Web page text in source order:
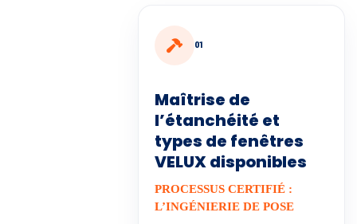
01
Maîtrise de
l’étanchéité et
types de fenêtres
VELUX disponibles
PROCESSUS CERTIFIÉ :
L’INGÉNIERIE DE POSE